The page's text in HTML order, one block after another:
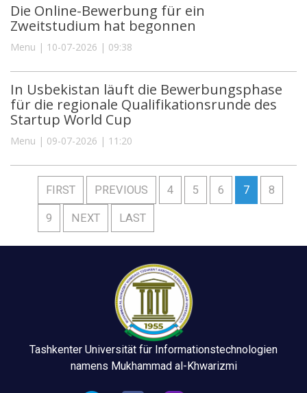
Die Online-Bewerbung für ein
Zweitstudium hat begonnen
Menu | 10-07-2026 | 09:38
In Usbekistan läuft die Bewerbungsphase
für die regionale Qualifikationsrunde des
Startup World Cup
Menu | 09-07-2026 | 11:20
FIRST PREVIOUS 4 5 6 7 8
9 NEXT LAST
Tashkenter Universität für Informationstechnologien
namens Mukhammad al-Khwarizmi